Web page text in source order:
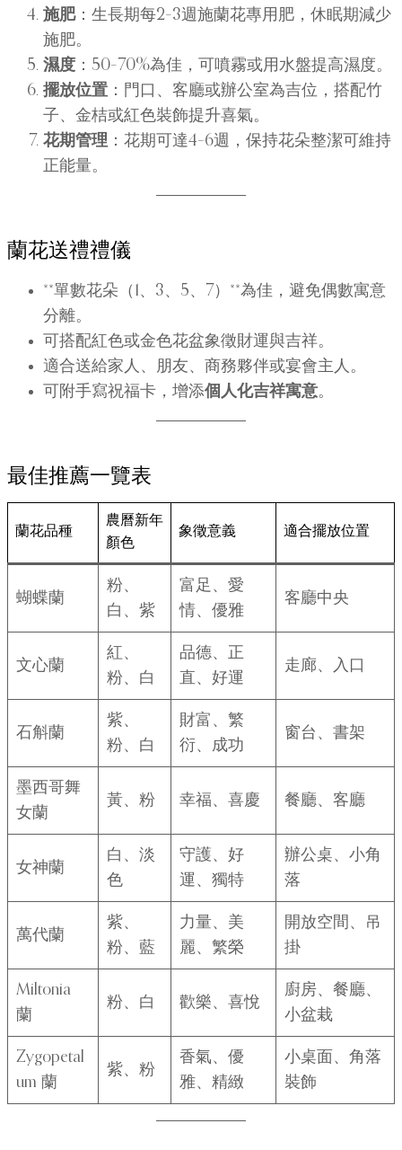
施肥：生長期每2–3週施蘭花專用肥，休眠期減少
施肥。
濕度 ：50–70%為佳，可噴霧或用水盤提高濕度。
擺放位置 ：門口、客廳或辦公室為吉位，搭配竹
子、金桔或紅色裝飾提升喜氣。
花期管理 ：花期可達4–6週，保持花朵整潔可維持
正能量。
蘭花送禮禮儀
**單數花朵（1、3、5、7）**為佳，避免偶數寓意
分離。
可搭配紅色或金色花盆象徵財運與吉祥。
適合送給家人、朋友、商務夥伴或宴會主人。
可附手寫祝福卡，增添個人化吉祥寓意。
最佳推薦一覽表
蘭花品種
農曆新年
顏色
象徵意義 適合擺放位置
蝴蝶蘭
粉、
白、紫
富足、愛
情、優雅
客廳中央
文心蘭
紅、
粉、白
品德、正
直、好運
走廊、入口
石斛蘭
紫、
粉、白
財富、繁
衍、成功
窗台、書架
墨西哥舞
女蘭
黃、粉 幸福、喜慶 餐廳、客廳
女神蘭
白、淡
色
守護、好
運、獨特
辦公桌、小角
落
萬代蘭
紫、
粉、藍
力量、美
麗、繁榮
開放空間、吊
掛
Miltonia
蘭
粉、白 歡樂、喜悅
廚房、餐廳、
小盆栽
Zygopetal
um 蘭
紫、粉
香氣、優
雅、精緻
小桌面、角落
裝飾